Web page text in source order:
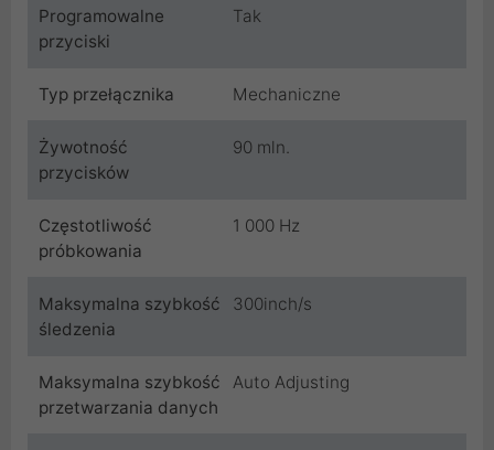
Programowalne
przyciski
Tak
Typ przełącznika Mechaniczne
Żywotność
przycisków
90 mln.
Częstotliwość
próbkowania
1 000 Hz
Maksymalna szybkość
śledzenia
300inch/s
Maksymalna szybkość
przetwarzania danych
Auto Adjusting